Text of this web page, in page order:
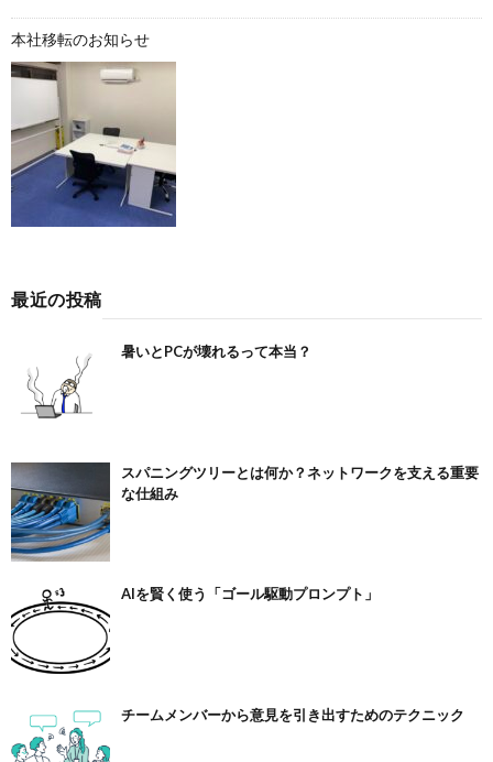
本社移転のお知らせ
最近の投稿
暑いとPCが壊れるって本当？
スパニングツリーとは何か？ネットワークを支える重要
な仕組み
AIを賢く使う「ゴール駆動プロンプト」
チームメンバーから意見を引き出すためのテクニック